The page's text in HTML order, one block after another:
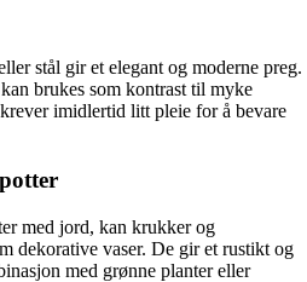
stål gir et elegant og moderne preg.
brukes som kontrast til myke
imidlertid litt pleie for å bevare
med jord, kan krukker og
dekorative vaser. De gir et rustikt og
med grønne planter eller